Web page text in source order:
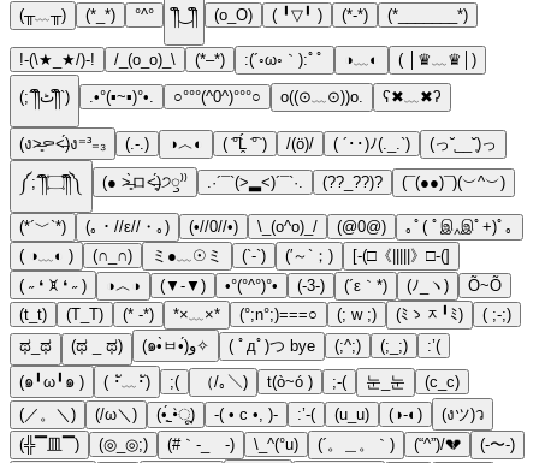
(╥﹏╥) (*_*) °^° ༎ຶ‿༎ຶ (o_O) ( ╹▽╹ ) (*-*) (*_______*)
!-(\★_★/)-! /_(o_o)_\ (*–*) :(´◦ω◦｀):ﾟﾟ ◑﹏◐ ( │♛﹏♛│)
(;´༎ຶٹ༎ຶ`) .•°(▪~▪)°•. ○°°°(^0^)°°°○ o((⊙﹏⊙))o. ʕ✖﹏✖ʔ
(ง˃̶͈⚰˂̶́)ง⁼³₌₃ (.-.) ◑︿◐ ( ͡°Ĺ̯ ͡° ) /(ö)/ ( ´･･)ﾉ(._.`) (っ˘̩__˘̩)っ
༼;´༎ຶ۝༎ຶ༽ (● ˃̶͈̀ロ˂̶͈́)੭ꠥ⁾⁾ .·´¯`(>▂<)´¯`·. (??_??)? (¯(●●)¯)(︶^︶)
(*´﹀`*) (｡・//ε//・｡) (•//0//•) \_(o^o)_/ (@0@)
｡ﾟ( ﾟஇ‸இﾟ+)ﾟ｡
( ◑﹏◐ )
(∩_∩) ミ●﹏☉ミ (`-`) (′～`；)
[-(□《|||||》□-(]
( ˶ ❛ ꁞ ❛ ˶ )
◑︿◑ (▼-▼) •°(°^°)°• (-3-) (´ε｀*) (ﾉ_ヽ)
Õ~Õ
(t_t)
(T_T) (* -*) *×﹏×* (°;n°;)===○ (; w ;) (ﾐゝᆽ╹ﾐ)
( ;-;)
ಥ_ಥ
(ಥ _ ಥ) (๑•̀ㅂ•́)و✧ ( ﾟдﾟ)つ bye (;^;) (;_;)
:’(
(๑╹ω╹๑ )
( ･ั﹏･ั) ;( （/｡＼) t(ò~ó ) ;-( 눈_눈
(c_c)
(／。＼)
(/ω＼) (•̥́ˍ•̀ू) -( • c •, )- :’-( (u_u) (◑-◐)
(งツ)ว
(╬▔皿▔)
(◎_◎;) (#｀-_ゝ-) \_^(°u) (´。＿。｀) (“^”)/💔
(-〜-)